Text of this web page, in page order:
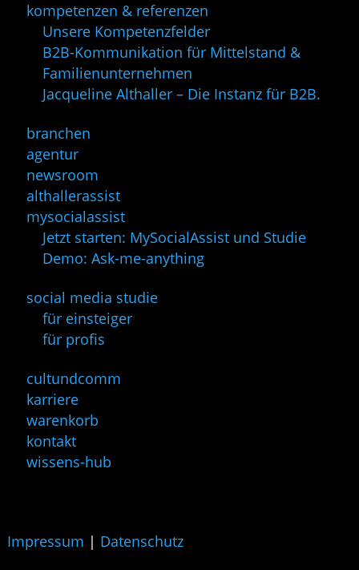
kompetenzen & referenzen
Unsere Kompetenzfelder
B2B-Kommunikation für Mittelstand &
Familienunternehmen
Jacqueline Althaller – Die Instanz für B2B.
branchen
agentur
newsroom
althallerassist
mysocialassist
Jetzt starten: MySocialAssist und Studie
Demo: Ask-me-anything
social media studie
für einsteiger
für profis
cultundcomm
karriere
warenkorb
kontakt
wissens-hub
Impressum | Datenschutz